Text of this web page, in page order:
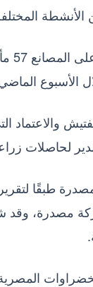
الأنشطة
الأسبوع